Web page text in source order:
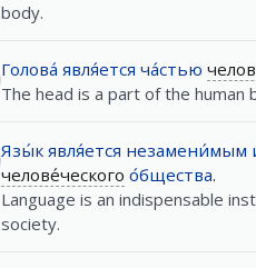
body.
Голова́ явля́ется ча́стью
The head is a part of the human
Язы́к явля́ется незамени́мым
челове́ческого о́бщества.
Language is an indispensable
society.